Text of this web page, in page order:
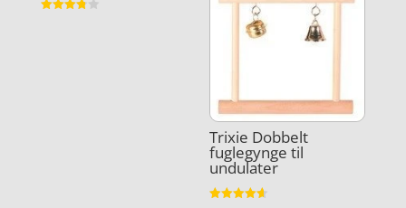
Trixie Dobbelt
fuglegynge til
undulater